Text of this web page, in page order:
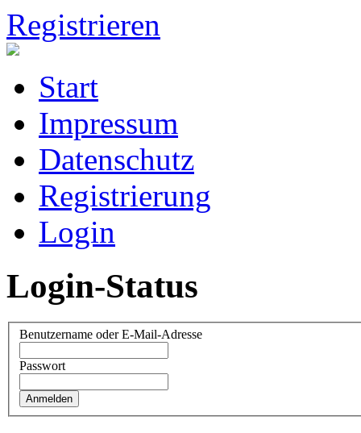
Registrieren
Start
Impressum
Datenschutz
Registrierung
Login
Login-Status
Benutzername oder E-Mail-Adresse
Passwort